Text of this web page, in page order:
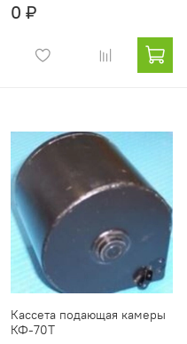
0 ₽
Кассета подающая камеры
КФ-70Т